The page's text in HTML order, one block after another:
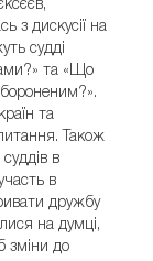
з дискусії на
судді
та «Що
та
Також
в
в
дружбу
на думці,
зміни до